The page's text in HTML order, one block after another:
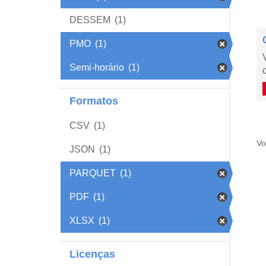
DESSEM (1)
PMO (1)
Semi-horário (1)
Formatos
CSV (1)
JSON (1)
PARQUET (1)
PDF (1)
XLSX (1)
Licenças